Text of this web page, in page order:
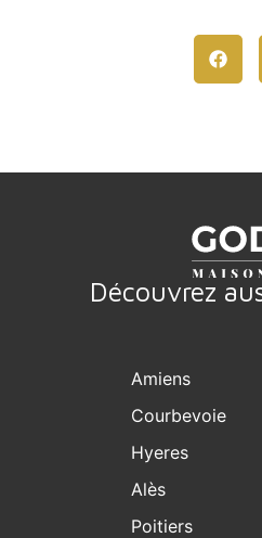
Découvrez
Amiens
Courbevoie
Hyeres
Alès
Poitiers